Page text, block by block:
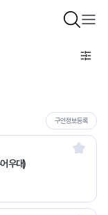
구인정보등록
우대)